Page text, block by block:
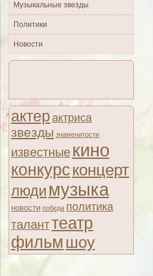
Музыкальные звезды
Политики
Новости
актер актриса
звезды знаменитости
известные кино
конкурсконцерт
люди музыка
новости победа политика
таланттеатр
фильм шоу